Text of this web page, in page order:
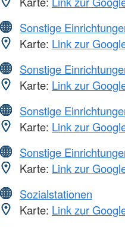
Sonstige
Karte: Link zur
Sonstige
Karte: Link zur
Sonstige
Karte: Link zur
Sonstige
Karte: Link zur
Sozialstationen
Karte: Link zur